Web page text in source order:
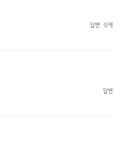
답변 삭제
답변